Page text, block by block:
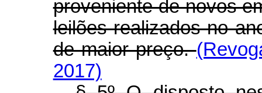
proveniente de novos
leilões realizados no
de maior preço.
2017)